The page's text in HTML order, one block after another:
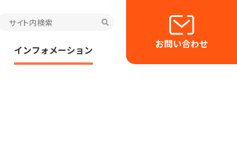
インフォメーション
お問い合わせ